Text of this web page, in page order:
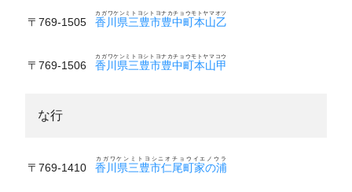
〒769-1505 香川県三豊市豊中町本山乙
カガワケンミトヨシトヨナカチョウモトヤマオツ
〒769-1506 香川県三豊市豊中町本山甲
カガワケンミトヨシトヨナカチョウモトヤマコウ
な行
〒769-1410 香川県三豊市仁尾町家の浦
カガワケンミトヨシニオチョウイエノウラ